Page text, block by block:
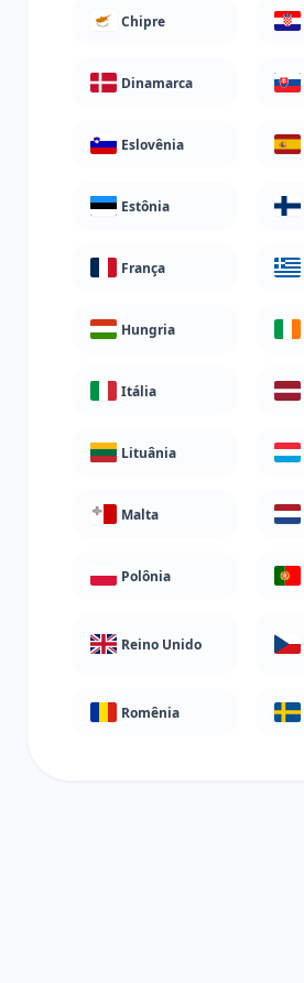
Chipre
Dinamarca
Eslovênia
Estônia
França
Hungria
Itália
Lituânia
Malta
Polônia
Reino Unido
Romênia